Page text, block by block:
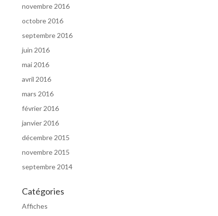
novembre 2016
octobre 2016
septembre 2016
juin 2016
mai 2016
avril 2016
mars 2016
février 2016
janvier 2016
décembre 2015
novembre 2015
septembre 2014
Catégories
Affiches